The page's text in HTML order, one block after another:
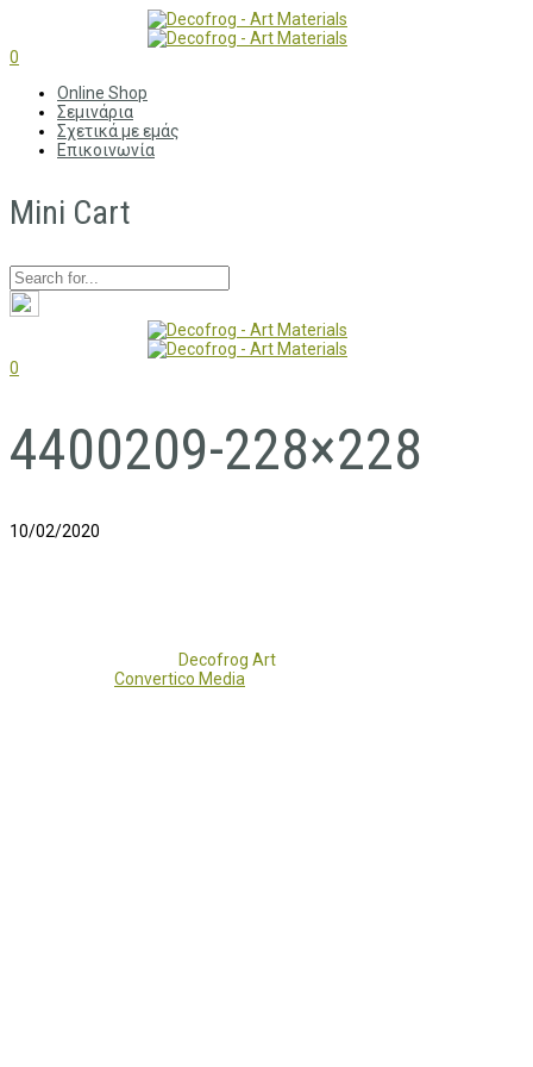
0
Online Shop
Σεμινάρια
Σχετικά με εμάς
Επικοινωνία
Mini Cart
0
4400209-228×228
10/02/2020
Decofrog Art
Convertico Media